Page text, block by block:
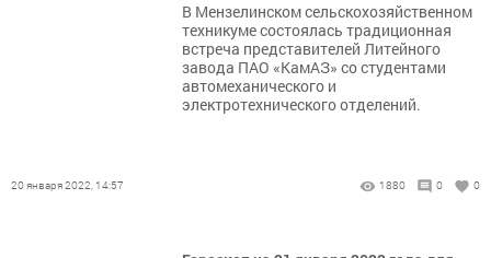
В Мензелинском сельскохозяйственном
техникуме состоялась традиционная
встреча представителей Литейного
завода ПАО «КамАЗ» со студентами
автомеханического и
электротехнического отделений.
20 января 2022, 14:57 1880 0 0